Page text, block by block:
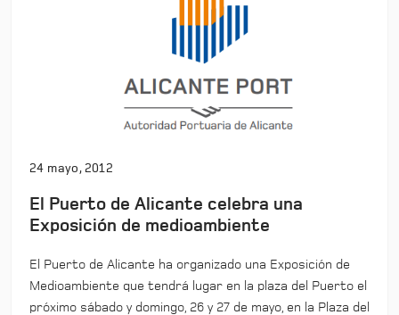
24 mayo, 2012
El Puerto de Alicante celebra una
Exposición de medioambiente
El Puerto de Alicante ha organizado una Exposición de
Medioambiente que tendrá lugar en la plaza del Puerto el
próximo sábado y domingo, 26 y 27 de mayo, en la Plaza del